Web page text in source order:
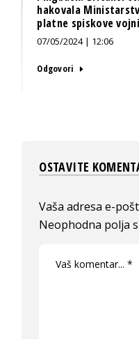
hakovala
platne spiskove
07/05/2024 | 12:06
Odgovori
OSTAVITE
Vaša adresa e-
Neophodna polja